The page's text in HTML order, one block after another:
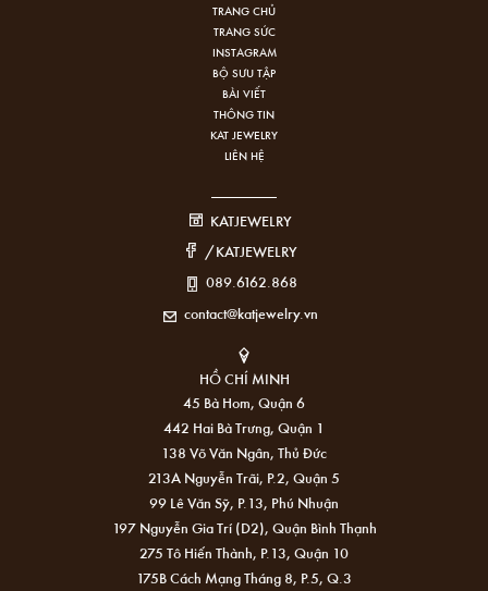
TRANG CHỦ
TRANG SỨC
INSTAGRAM
BỘ SƯU TẬP
BÀI VIẾT
THÔNG TIN
KAT JEWELRY
LIÊN HỆ
KATJEWELRY
/KATJEWELRY
089.6162.868
contact@katjewelry.vn
HỒ CHÍ MINH
45 Bà Hom, Quận 6
442 Hai Bà Trưng, Quận 1
138 Võ Văn Ngân, Thủ Đức
213A Nguyễn Trãi, P.2, Quận 5
99 Lê Văn Sỹ, P.13, Phú Nhuận
197 Nguyễn Gia Trí (D2), Quận Bình Thạnh
275 Tô Hiến Thành, P.13, Quận 10
175B Cách Mạng Tháng 8, P.5, Q.3